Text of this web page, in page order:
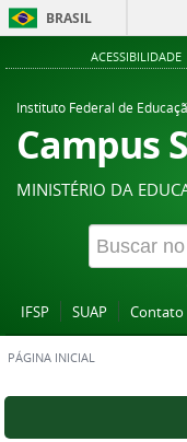
BRASIL
ACESSIBILIDADE
Instituto Federal de
Campus
MINISTÉRIO DA
IFSP
SUAP Contato
PÁGINA INICIAL